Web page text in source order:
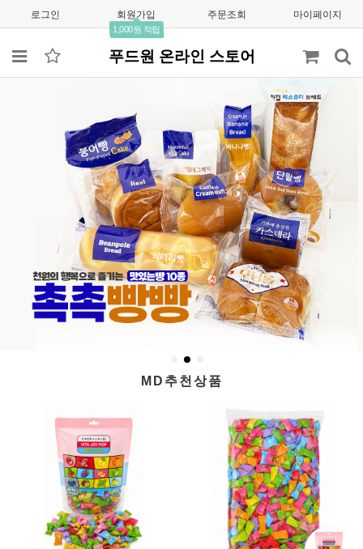
로그인 회원가입
1,000원 적립
주문조회 마이페이지
푸드원 온라인 스토어
MD추천상품